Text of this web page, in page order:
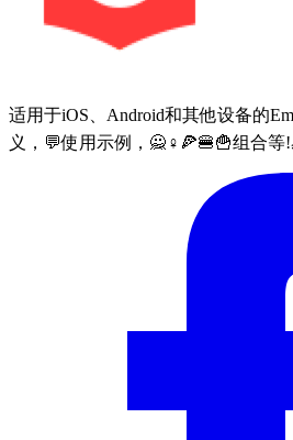
适用于iOS、Android和其他设备的
义，💬使用示例，🙅♀🍕🍔🍟组合等